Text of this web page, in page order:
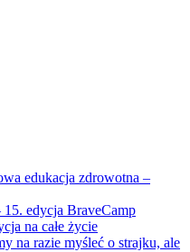
edukacja zdrowotna –
edycja BraveCamp
na całe życie
na razie myśleć o strajku, ale